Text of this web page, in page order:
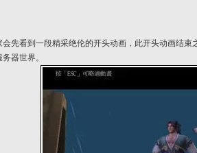
会先看到一段精采绝伦的开头动画，此开头动画结
器世界。